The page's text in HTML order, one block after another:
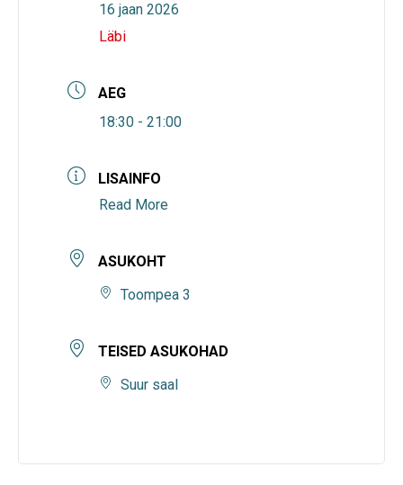
16 jaan 2026
Läbi
AEG
18:30 - 21:00
LISAINFO
Read More
ASUKOHT
Toompea 3
TEISED ASUKOHAD
Suur saal